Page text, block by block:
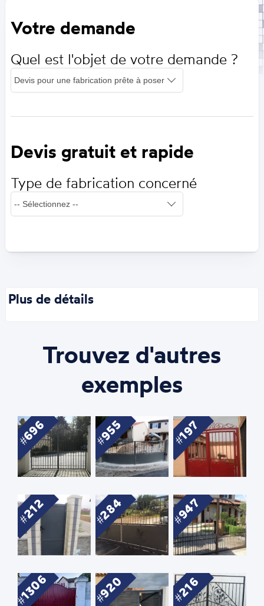
Votre demande
Quel est l'objet de votre demande ?
Devis gratuit et rapide
Type de fabrication concerné
Plus de détails
Trouvez d'autres
exemples
696 955 197
212 284 947
1306 920 216